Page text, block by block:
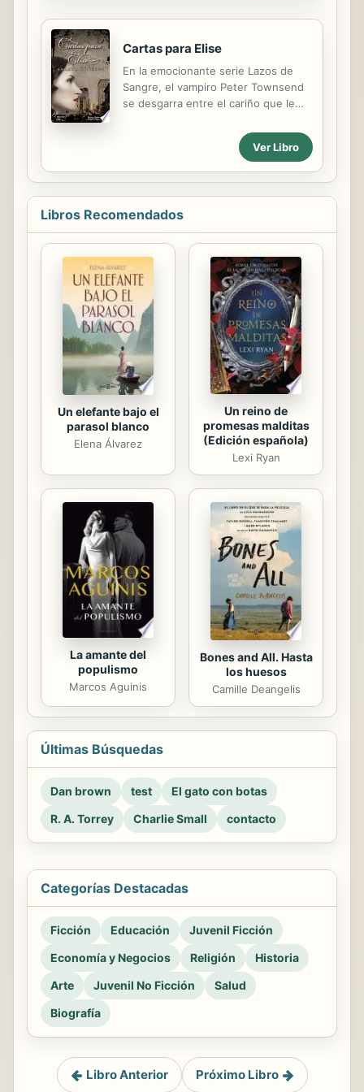
Cartas para Elise
En la emocionante serie Lazos de
Sangre, el vampiro Peter Townsend
se desgarra entre el cariño que le
desmedido que siente por Alice
Bonham. Sin embargo, 150 años
gran amor de Peter. En las memorias
y cartas del enigmático vampiro, se
revela su historia, esencia y
sensibilidad. Implícitamente, también
se pone de manifiesto el rol que
juega Alice en su vida, uno que nadie
habría vaticinado.
Ver Libro
Libros Recomendados
Un elefante bajo el
parasol blanco
Elena Álvarez
Un reino de
promesas malditas
(Edición española)
Lexi Ryan
La amante del
populismo
Marcos Aguinis
Bones and All. Hasta
los huesos
Camille Deangelis
Últimas Búsquedas
Dan brown test
El gato con botas
R. A. Torrey
Charlie Small contacto
Categorías Destacadas
Ficción Educación
Juvenil Ficción
Economía y Negocios
Religión
Historia
Arte
Juvenil No Ficción
Salud
Biografía
Libro Anterior Próximo Libro